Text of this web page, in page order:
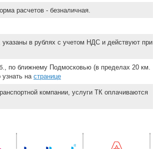
расчетов - безналичная.
в рублях с учетом НДС и действуют при
по ближнему Подмосковью (в пределах 20 км.
на странице
компании, услуги ТК оплачиваются